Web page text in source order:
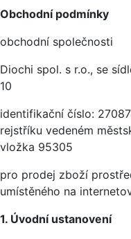
Základní údaje
Obchodní podmínky
obchodní společnosti
Diochi spol. s r.o., se
10
identifikační číslo:
rejstříku vedeném
vložka 95305
pro prodej zboží
umístěného na
1. Úvodní ustanovení